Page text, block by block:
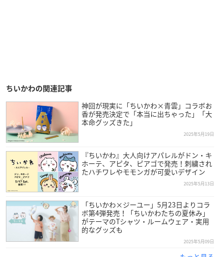
ちいかわの関連記事
神回が現実に「ちいかわ×青雲」コラボお
香が発売決定で「本当に出ちゃった」「大
本命グッズきた」
2025年5月19日
『ちいかわ』大人向けアパレルがドン・キ
ホーテ、アピタ、ピアゴで発売！刺繍され
たハチワレやモモンガが可愛いデザイン
2025年5月13日
「ちいかわ×ジーユー」5月23日よりコラ
ボ第4弾発売！「ちいかわたちの夏休み」
がテーマのTシャツ・ルームウェア・実用
的なグッズも
2025年5月09日